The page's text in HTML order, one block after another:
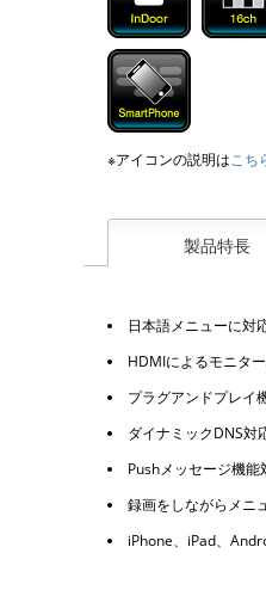
※アイコンの説明はこち
製品特長
日本語メニューに対
HDMIによるモニタ
プラグアンドプレイ
ダイナミックDNS対
Pushメッセージ機
録画をしながらメニ
iPhone、iPad、